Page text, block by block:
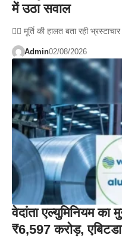
में उठा सवाल
👉🏻 मूर्ति की हालत बता रही
Admin02/08/2026
वेदांता एल्युमिनियम
₹6,597 करोड़,